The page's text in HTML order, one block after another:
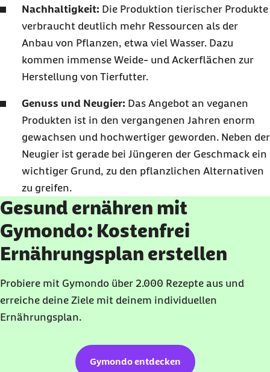
Nachhaltigkeit: Die Produktion tierischer Produkte
verbraucht deutlich mehr Ressourcen als der
Anbau von Pflanzen, etwa viel Wasser. Dazu
kommen immense Weide- und Ackerflächen zur
Herstellung von Tierfutter.
Genuss und Neugier: Das Angebot an veganen
Produkten ist in den vergangenen Jahren enorm
gewachsen und hochwertiger geworden. Neben der
Neugier ist gerade bei Jüngeren der Geschmack ein
wichtiger Grund, zu den pflanzlichen Alternativen
zu greifen.
Gesund ernähren mit
Gymondo: Kostenfrei
Ernährungsplan erstellen
Probiere mit Gymondo über 2.000 Rezepte aus und
erreiche deine Ziele mit deinem individuellen
Ernährungsplan.
Gymondo entdecken